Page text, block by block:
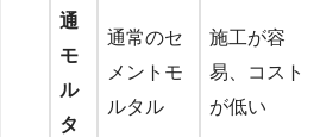
通
モ
ル
タ
通常のセ
メントモ
ルタル
施工が容
易、コスト
が低い